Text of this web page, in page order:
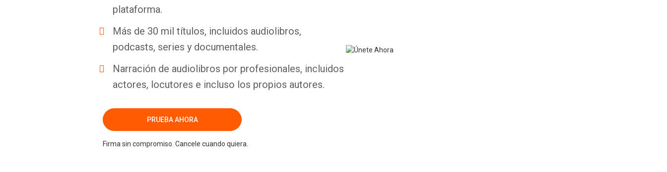
plataforma.
Más de 30 mil títulos, incluidos audiolibros,
podcasts, series y documentales.
Narración de audiolibros por profesionales, incluidos
actores, locutores e incluso los propios autores.
PRUEBA AHORA
Firma sin compromiso. Cancele cuando quiera.